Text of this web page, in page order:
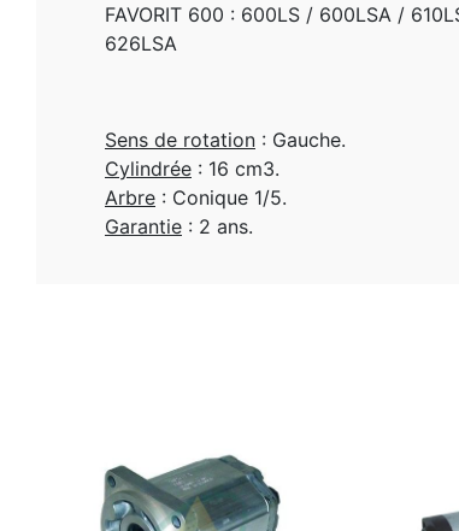
FAVORIT 600 : 600LS / 600LSA /
626LSA
Sens de rotation : Gauche.
Cylindrée : 16 cm3.
Arbre : Conique 1/5.
Garantie : 2 ans.